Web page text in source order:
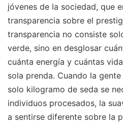
jóvenes de la sociedad, que
transparencia sobre el
transparencia no consiste
verde, sino en desglosar
cuánta energía y cuántas
sola prenda. Cuando la
solo kilogramo de seda se
individuos procesados, la
a sentirse diferente sobre la